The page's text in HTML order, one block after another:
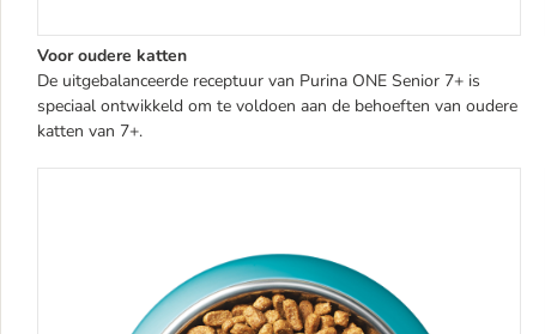
Voor oudere katten
De uitgebalanceerde receptuur van Purina ONE Senior 7+ is
speciaal ontwikkeld om te voldoen aan de behoeften van oudere
katten van 7+.